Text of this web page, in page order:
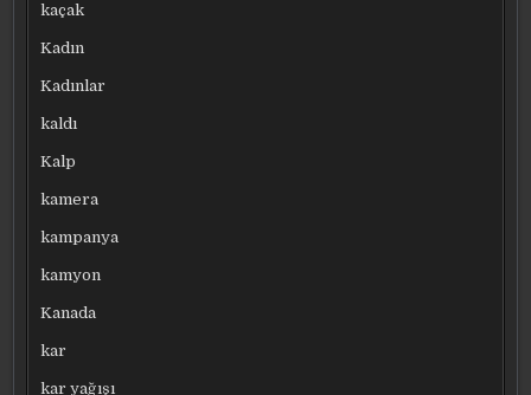
kaçak
Kadın
Kadınlar
kaldı
Kalp
kamera
kampanya
kamyon
Kanada
kar
kar yağışı